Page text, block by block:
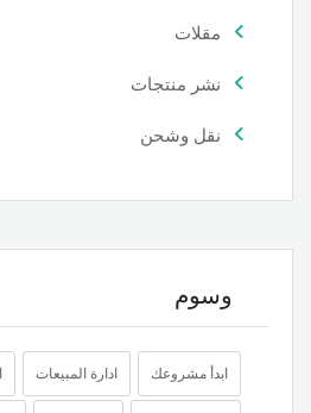
مقلات
نشر منتجات
نقل وشحن
وسوم
ابدأ مشروعك ادارة المبيعات